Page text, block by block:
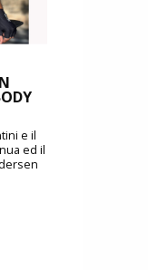
e il
ed il